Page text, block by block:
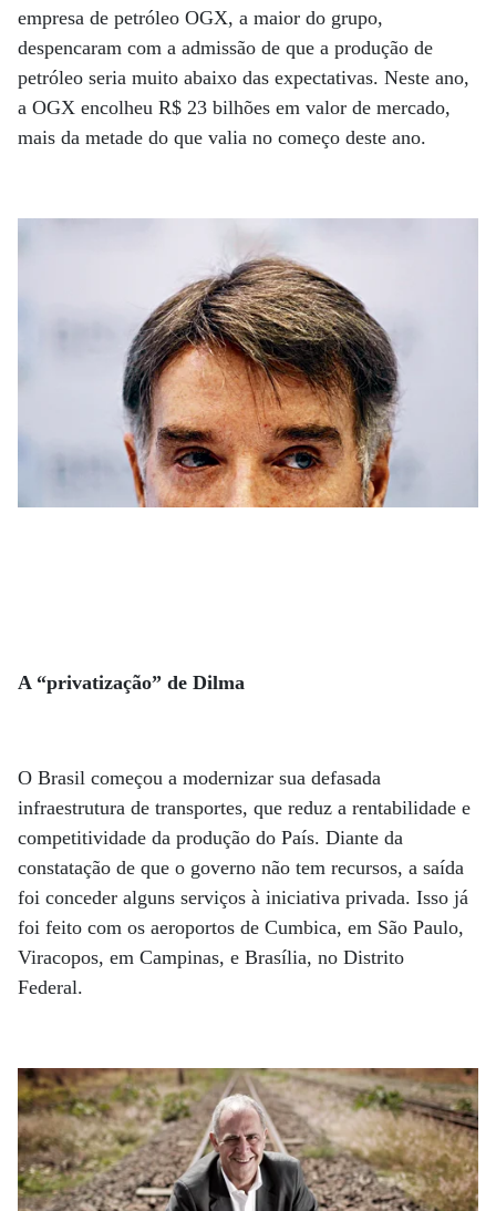
empresa de petróleo OGX, a maior do grupo,
despencaram com a admissão de que a produção de
petróleo seria muito abaixo das expectativas. Neste ano,
a OGX encolheu R$ 23 bilhões em valor de mercado,
mais da metade do que valia no começo deste ano.
A “privatização” de Dilma
O Brasil começou a modernizar sua defasada
infraestrutura de transportes, que reduz a rentabilidade e
competitividade da produção do País. Diante da
constatação de que o governo não tem recursos, a saída
foi conceder alguns serviços à iniciativa privada. Isso já
foi feito com os aeroportos de Cumbica, em São Paulo,
Viracopos, em Campinas, e Brasília, no Distrito
Federal.